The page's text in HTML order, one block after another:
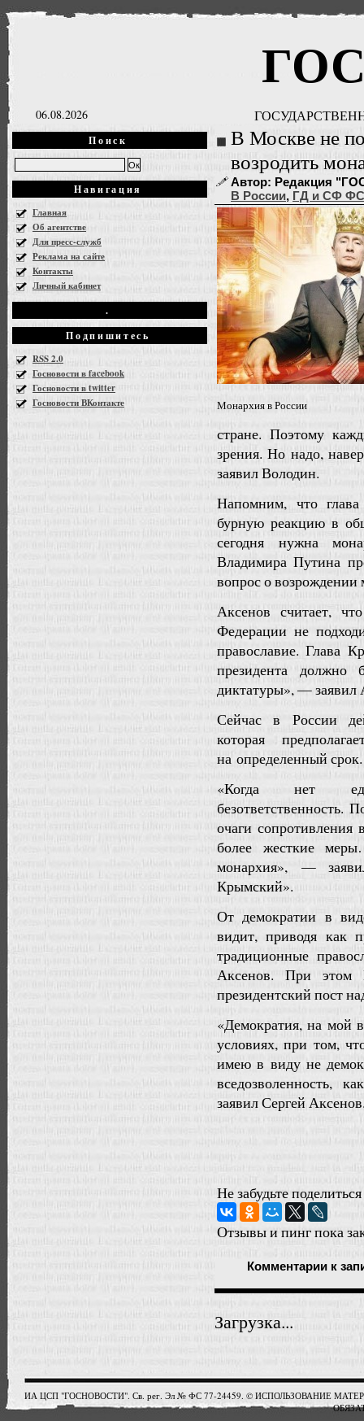
06.08.2026
Поиск
Навигация
Главная
Об агентстве
Для пресс-служб
Реклама на сайте
Контакты
Личный кабинет
.
Подпишитесь
RSS 2.0
Госновости в facebook
Госновости в twitter
Госновости ВКонтакте
В Москве не
возродить
Автор: Редакция
В России, ГД и СФ
Монархия в России
стране. Поэтому
зрения. Но надо,
заявил Володин.
Напомним, что
бурную реакцию в
сегодня нужна
Владимира Путина
вопрос о возрождении
Аксенов считает,
Федерации не
православие. Глава
президента должно
диктатуры», — заявил
Сейчас в России
которая
на определенный срок.
«Когда нет
безответственность.
очаги
более жесткие
монархия», —
Крымский».
От демократии в
видит, приводя как
традиционные
Аксенов. При этом
президентский пост
«Демократия, на мой
условиях, при том,
имею в виду не
вседозволенность,
заявил Сергей
Не забудьте
Отзывы и пинг пока
Комментарии к
Загрузка...
ИА ЦСП "ГОСНОВОСТИ". Св. рег. Эл № ФС 77-24459. © ИСПОЛЬЗОВАНИЕ